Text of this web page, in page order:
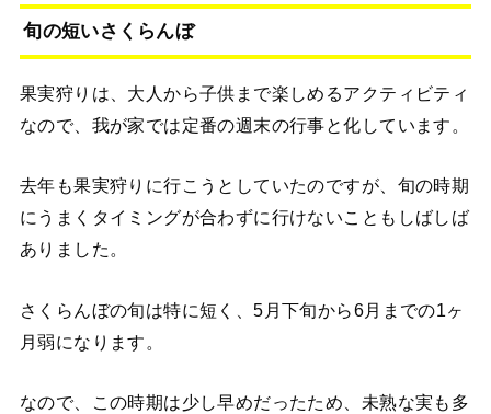
旬の短いさくらんぼ
果実狩りは、大人から子供まで楽しめるアクティビティ
なので、我が家では定番の週末の行事と化しています。
去年も果実狩りに行こうとしていたのですが、旬の時期
にうまくタイミングが合わずに行けないこともしばしば
ありました。
さくらんぼの旬は特に短く、5月下旬から6月までの1ヶ
月弱になります。
なので、この時期は少し早めだったため、未熟な実も多